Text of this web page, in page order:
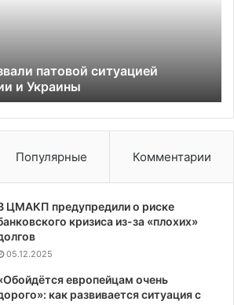
патовой ситуацией
и Украины
Популярные Комментарии
ЦМАКП предупредили о риске
кризиса из-за «плохих»
05.12.2025
европейцам очень
как развивается ситуация с